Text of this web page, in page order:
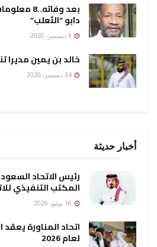
بعد
دابو “الثعلب”
خالد بن يمين مديرا
أخبار حديثة
رئيس الاتحاد
المكتب التنفيذي
اتحاد المناورة
لعام 2026